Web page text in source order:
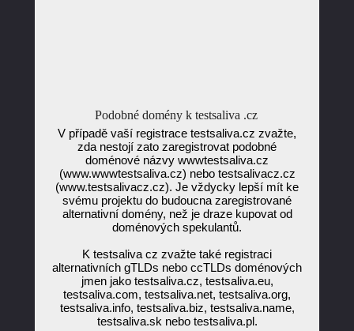
Podobné domény k testsaliva .cz
V případě vaší registrace testsaliva.cz zvažte,
zda nestojí zato zaregistrovat podobné
doménové názvy wwwtestsaliva.cz
(www.wwwtestsaliva.cz) nebo testsalivacz.cz
(www.testsalivacz.cz). Je vždycky lepší mít ke
svému projektu do budoucna zaregistrované
alternativní domény, než je draze kupovat od
doménových spekulantů.
K testsaliva cz zvažte také registraci
alternativních gTLDs nebo ccTLDs doménových
jmen jako testsaliva.cz, testsaliva.eu,
testsaliva.com, testsaliva.net, testsaliva.org,
testsaliva.info, testsaliva.biz, testsaliva.name,
testsaliva.sk nebo testsaliva.pl.